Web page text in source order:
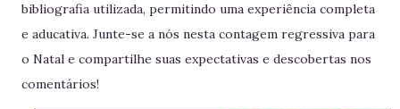
bibliografia utilizada, permitindo uma experiência completa
e aducativa. Junte-se a nós nesta contagem regressiva para
o Natal e compartilhe suas expectativas e descobertas nos
comentários!